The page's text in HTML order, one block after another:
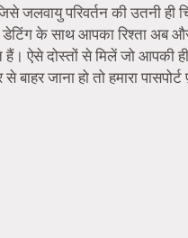
परिवर्तन की उतनी ही
के साथ आपका रिश्ता अब
ऐसे दोस्तों से मिलें जो आपकी
जाना हो तो हमारा पासपोर्ट